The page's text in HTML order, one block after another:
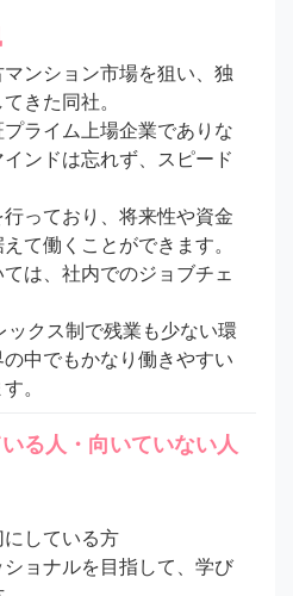
ンション市場を狙い、独
きた同社。
ライム上場企業でありな
ンドは忘れず、スピード
っており、将来性や資金
て働くことができます。
は、社内でのジョブチェ
クス制で残業も少ない環
中でもかなり働きやすい
。
る人・向いていない人
している方
ョナルを目指して、学び